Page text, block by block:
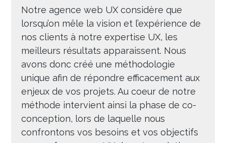
auxquels répondre. Lors de nos ateliers
de co-conception, notre travail est aussi
soutenu par l’intelligence artificielle, qui
nous fournit des données d’utilisation de
masse au service de nos audits et de nos
recommandations.
Notre agence web UX considère que
lorsqu’on mêle la vision et l’expérience de
nos clients à notre expertise UX, les
meilleurs résultats apparaissent. Nous
avons donc créé une méthodologie
unique afin de répondre efficacement aux
enjeux de vos projets. Au coeur de notre
méthode intervient ainsi la phase de co-
conception, lors de laquelle nous
confrontons vos besoins et vos objectifs